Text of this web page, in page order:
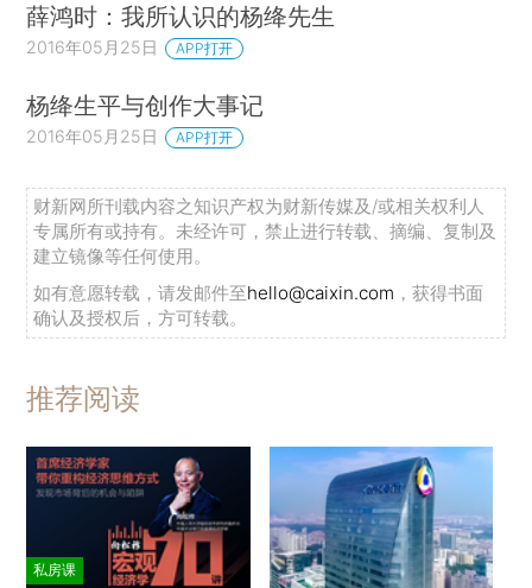
薛鸿时：我所认识的杨绛先生
2016年05月25日 APP打开
杨绛生平与创作大事记
2016年05月25日 APP打开
财新网所刊载内容之知识产权为财新传媒及/或相关权利人
专属所有或持有。未经许可，禁止进行转载、摘编、复制及
建立镜像等任何使用。
如有意愿转载，请发邮件至hello@caixin.com ，获得书面
确认及授权后，方可转载。
推荐阅读
私房课